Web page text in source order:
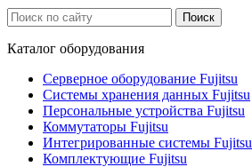
Каталог оборудования
Серверное оборудование Fujitsu
Системы хранения данных Fujitsu
Персональные устройства Fujitsu
Коммутаторы Fujitsu
Интегрированные системы Fujitsu
Комплектующие Fujitsu